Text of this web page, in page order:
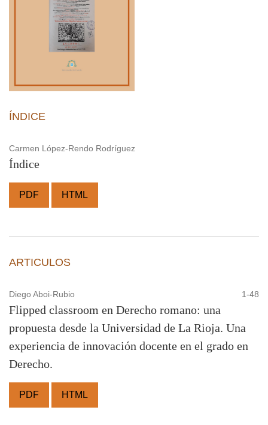
ÍNDICE
Carmen López-Rendo Rodríguez
Índice
PDF HTML
ARTICULOS
Diego Aboi-Rubio 1-48
Flipped classroom en Derecho romano: una
propuesta desde la Universidad de La Rioja. Una
experiencia de innovación docente en el grado en
Derecho.
PDF HTML